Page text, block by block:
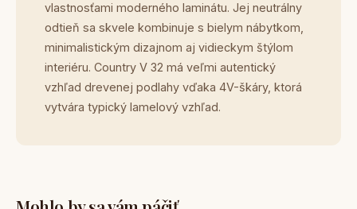
vlastnosťami moderného laminátu. Jej neutrálny
odtieň sa skvele kombinuje s bielym nábytkom,
minimalistickým dizajnom aj vidieckym štýlom
interiéru. Country V 32 má veľmi autentický
vzhľad drevenej podlahy vďaka 4V-škáry, ktorá
vytvára typický lamelový vzhľad.